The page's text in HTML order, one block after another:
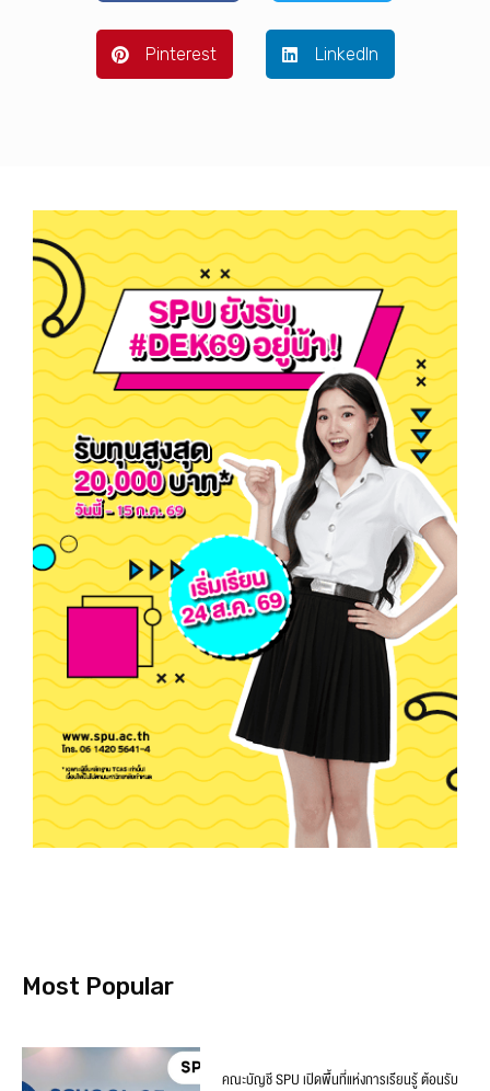
Pinterest LinkedIn
Most Popular
คณะบัญชี SPU เปิดพื้นที่แห่งการเรียนรู้ ต้อนรับ